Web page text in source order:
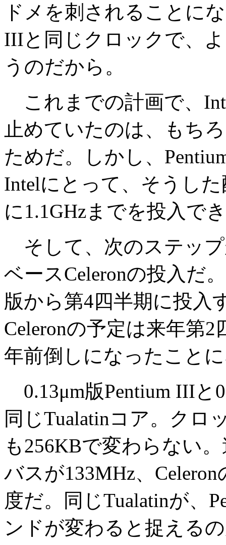
ドメを刺されることに
IIIと同じクロックで、
うのだから。
これまでの計画で、
止めていたのは、もち
ためだ。しかし、
Intelにとって、そうし
に1.1GHzまでを投入で
そして、次のステップ
ベースCeleronの投入だ
版から第4四半期に投入
Celeronの予定は来年第
年前倒しになったこと
0.13μm版Pentium IIIと
同じTualatinコア。クロ
も256KBで変わらない
バスが133MHz、
度だ。同じTualatinが、
ンドが変わると捉える